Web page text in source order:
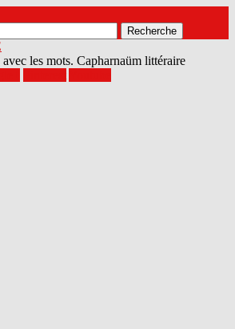
les mots. Capharnaüm littéraire